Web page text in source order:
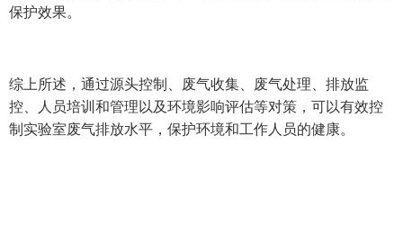
保护效果。
综上所述，通过源头控制、废气收集、废气处理、排放监
控、人员培训和管理以及环境影响评估等对策，可以有效控
制实验室废气排放水平，保护环境和工作人员的健康。